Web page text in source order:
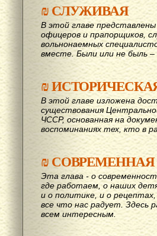
₪СЛУЖИВАЯ
В этой главе
офицеров и прапорщиков,
вольнонаемных
вместе. Были или не быль –
₪
В этой главе изложена
существования
ЧССР, основанная на
воспоминаниях тех, кто в
₪СОВРЕМЕННАЯ
Эта глава - о
где работаем, о наших
и о политике, и о
все что нас радует. Здесь
всем интересным.